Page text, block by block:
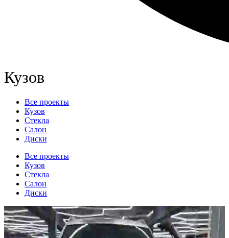
Кузов
Все проекты
Кузов
Стекла
Салон
Диски
Все проекты
Кузов
Стекла
Салон
Диски